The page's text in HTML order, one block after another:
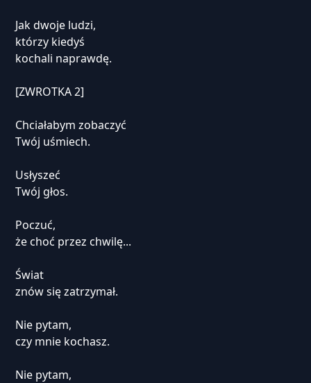
Jak dwoje ludzi,
którzy kiedyś
kochali naprawdę.
[ZWROTKA 2]
Chciałabym zobaczyć
Twój uśmiech.
Usłyszeć
Twój głos.
Poczuć,
że choć przez chwilę...
Świat
znów się zatrzymał.
Nie pytam,
czy mnie kochasz.
Nie pytam,